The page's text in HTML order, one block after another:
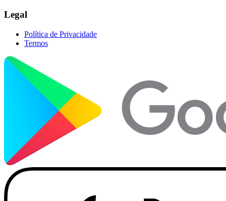
Legal
Política de Privacidade
Termos